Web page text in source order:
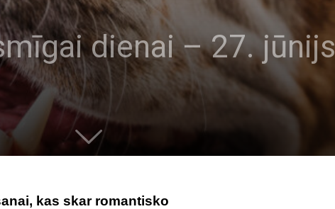
dienai – 27. jūnijs
kas skar romantisko